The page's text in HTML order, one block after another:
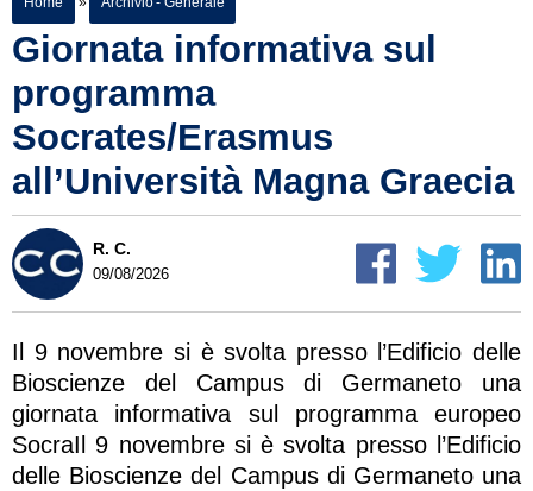
Giornata informativa sul
programma
Socrates/Erasmus
all’Università Magna Graecia
R. C.
09/08/2026
Il 9 novembre si è svolta presso l’Edificio delle
Bioscienze del Campus di Germaneto una
giornata informativa sul programma europeo
SocraIl 9 novembre si è svolta presso l’Edificio
delle Bioscienze del Campus di Germaneto una